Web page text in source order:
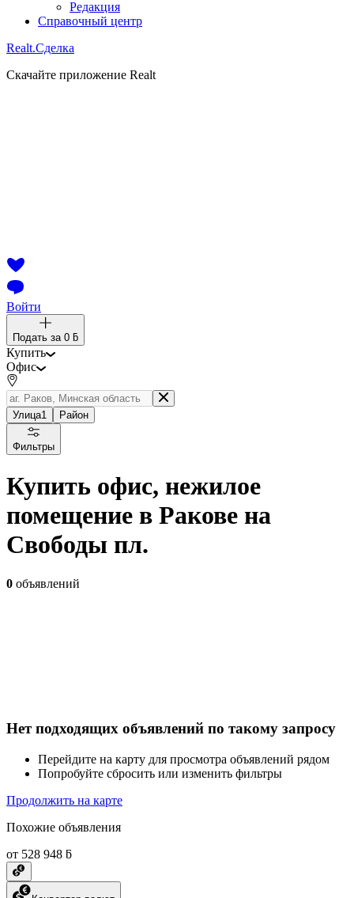
Редакция
Справочный центр
Realt.Сделка
Скачайте приложение Realt
Войти
Подать за 0 ƃ
Купить
Офис
Улица1 Район
Фильтры
Купить офис, нежилое
помещение в Ракове на
Свободы пл.
0 объявлений
Нет подходящих объявлений по такому запросу
Перейдите на карту для просмотра объявлений рядом
Попробуйте сбросить или изменить фильтры
Продолжить на карте
Похожие объявления
от 528 948 ƃ